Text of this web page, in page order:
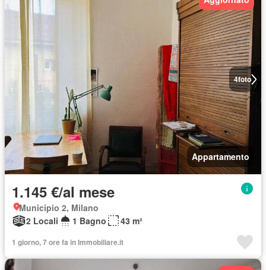
4foto
Appartamento
1.145 €/al mese
Municipio 2, Milano
2 Locali
1 Bagno 43 m²
1 giorno, 7 ore fa in Immobiliare.it